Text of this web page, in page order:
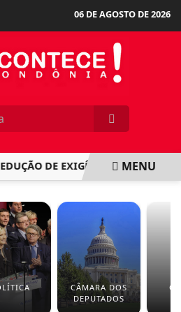
06 DE AGOSTO DE 2026
DE EXIGÊNCIA PARAMENU
CÂMARA DOS
DEPUTADOS